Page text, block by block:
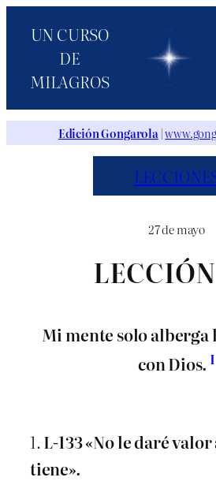
contenido
UN CURSO
DE
MILAGROS
Edición Gongarola |
27 de mayo
Mi mente solo alberga
con Dios. I
1.L-133 «No le daré
tiene».